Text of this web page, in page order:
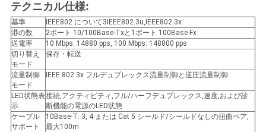
求
し
な
さ
い
テクニカル仕様:
基準
IEEE802 について3IEEE802.3u,IEEE802.3x
港の数
2ポート 10/100Base-Txと1ポート 100Base-Fx
送電率
10 Mbps: 14880 pps, 100 Mbps: 148800 pps
切り替え
モード
保存・転送
流量制御
モード
IEEE 802.3x フルデュプレックス流量制御と逆圧流量制御
LED状態表
示
接続,アクティビティ,フル/ハーフデュプレックス,速度,および診
断機能の電源のLED状態
ケーブル
サポート
10Base-T: 3, 4 または Cat 5 シールド/シールドなしの扭曲ペア,
最大100m